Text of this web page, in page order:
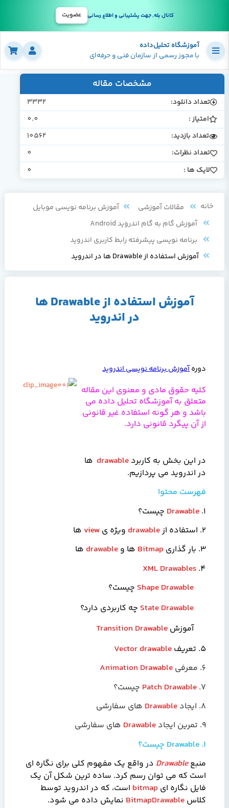
کانال بله, جهت پشتیبانی و اطلاع رسانی عضویت
آموزشگاه تحلیل‌داده
با مجوز رسمی از سازمان فنی و حرفه‌ای
مشخصات مقاله
تعداد دانلود:
3332
امتیاز :
0.0
تعداد بازدید:
10562
تعداد نظرات:
0
لایک ها :
0
خانه مقالات آموزشی
آموزش برنامه نویسی موبایل
آموزش گام به گام اندروید Android
برنامه نویسی پیشرفته رابط کاربری اندروید
آموزش استفاده از Drawable ها در اندروید
آموزش استفاده از Drawable ها
در اندروید
دورهآموزش برنامه نویسی اندروید
کلیه حقوق مادی و معنوی این مقاله
متعلق به آموزشگاه تحلیل داده می
باشد و هر گونه استفاده غیر قانونی
از آن پیگرد قانونی دارد.
در این بخش به کاربردdrawable ها
در اندروید می پردازیم.
فهرست محتوا
1.
Drawable چیست؟
2. استفاده از
drawable ویژه ی view ها
3. بار گذاری
Bitmap ها و drawable ها
4.
XML Drawables
Shape Drawable چیست؟
State Drawable چه کاربردی دارد؟
آموزش Transition Drawable
5. تعریف
Vector drawable
6. معرفی
Animation Drawable
7.
Patch Drawable چیست؟
8. ایجاد
Drawable های سفارشی
9. تمرین ایجاد
Drawable های سفارشی
1.
Drawable چیست؟
منبعDrawable در واقع یک مفهوم کلی برای نگاره ای
است که می توان رسم کرد. ساده ترین شکل آن یک
فایل نگاره ای bitmap است، که در اندروید توسط
کلاس BitmapDrawable نمایش داده می شود.